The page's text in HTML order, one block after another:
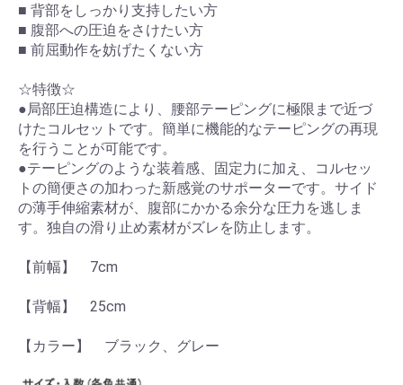
■ 背部をしっかり支持したい方
■ 腹部への圧迫をさけたい方
■ 前屈動作を妨げたくない方
☆特徴☆
●局部圧迫構造により、腰部テーピングに極限まで近づ
けたコルセットです。簡単に機能的なテーピングの再現
を行うことが可能です。
●テーピングのような装着感、固定力に加え、コルセッ
トの簡便さの加わった新感覚のサポーターです。サイド
の薄手伸縮素材が、腹部にかかる余分な圧力を逃しま
す。独自の滑り止め素材がズレを防止します。
【前幅】 7cm
【背幅】 25cm
【カラー】 ブラック、グレー